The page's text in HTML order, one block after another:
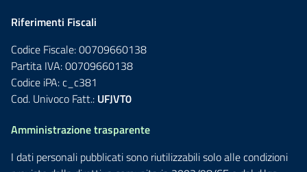
Riferimenti Fiscali
Codice Fiscale: 00709660138
Partita IVA: 00709660138
Codice iPA: c_c381
Cod. Univoco Fatt.: UFJVT0
Amministrazione trasparente
I dati personali pubblicati sono riutilizzabili solo alle condizioni